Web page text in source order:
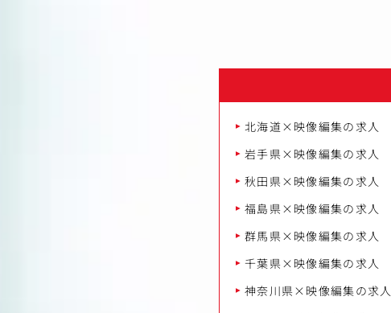
北海道×映像編集の求人
岩手県×映像編集の求人
秋田県×映像編集の求人
福島県×映像編集の求人
群馬県×映像編集の求人
千葉県×映像編集の求人
神奈川県×映像編集の求人